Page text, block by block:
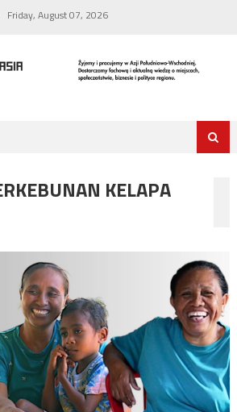
Friday, August 07, 2026
KELAPA